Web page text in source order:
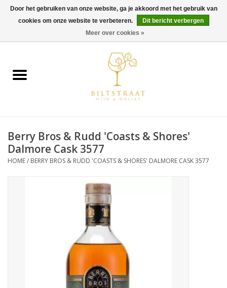
0 Artikelen - €0,00
Wijn
Gin & Tonic
Rum
Relatiegeschenken
Berry Bros & Rudd 'Coasts & Shores'
Dalmore Cask 3577
HOME/ BERRY BROS & RUDD 'COASTS & SHORES' DALMORE CASK 3577
Door het gebruiken van onze website, ga je akkoord met het gebruik van
cookies om onze website te verbeteren.
Dit bericht verbergen
Meer over cookies »